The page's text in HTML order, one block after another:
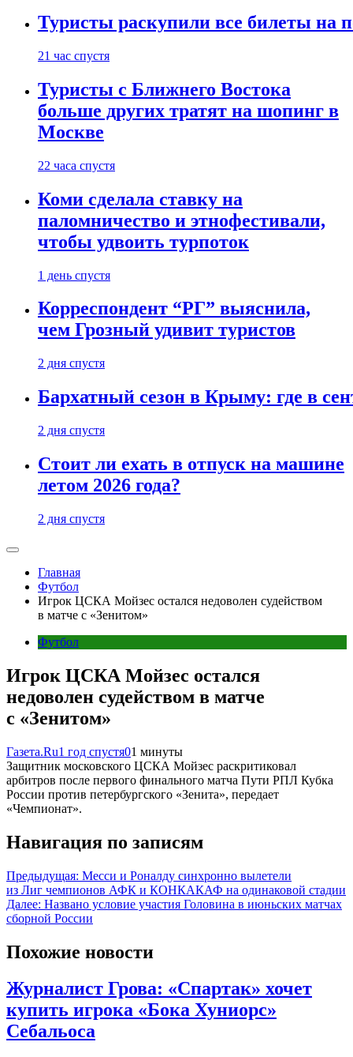
Туристы раскупили все билеты на
21 час спустя
Туристы с Ближнего Востока
больше других тратят на шопинг в
Москве
22 часа спустя
Коми сделала ставку на
паломничество и этнофестивали,
чтобы удвоить турпоток
1 день спустя
Корреспондент “РГ” выяснила,
чем Грозный удивит туристов
2 дня спустя
Бархатный сезон в Крыму: где в
2 дня спустя
Стоит ли ехать в отпуск на машине
летом 2026 года?
2 дня спустя
Главная
Футбол
Игрок ЦСКА Мойзес остался недоволен судейством
в матче с «Зенитом»
Футбол
Игрок ЦСКА Мойзес остался
недоволен судейством в матче
с «Зенитом»
Газета.Ru1 год спустя01 минуты
Защитник московского ЦСКА Мойзес раскритиковал
арбитров после первого финального матча Пути РПЛ Кубка
России против петербургского «Зенита», передает
«Чемпионат».
Навигация по записям
Предыдущая: Месси и Роналду синхронно вылетели
из Лиг чемпионов АФК и КОНКАКАФ на одинаковой стадии
Далее: Названо условие участия Головина в июньских матчах
сборной России
Похожие новости
Журналист Грова: «Спартак» хочет
купить игрока «Бока Хуниорс»
Себальоса